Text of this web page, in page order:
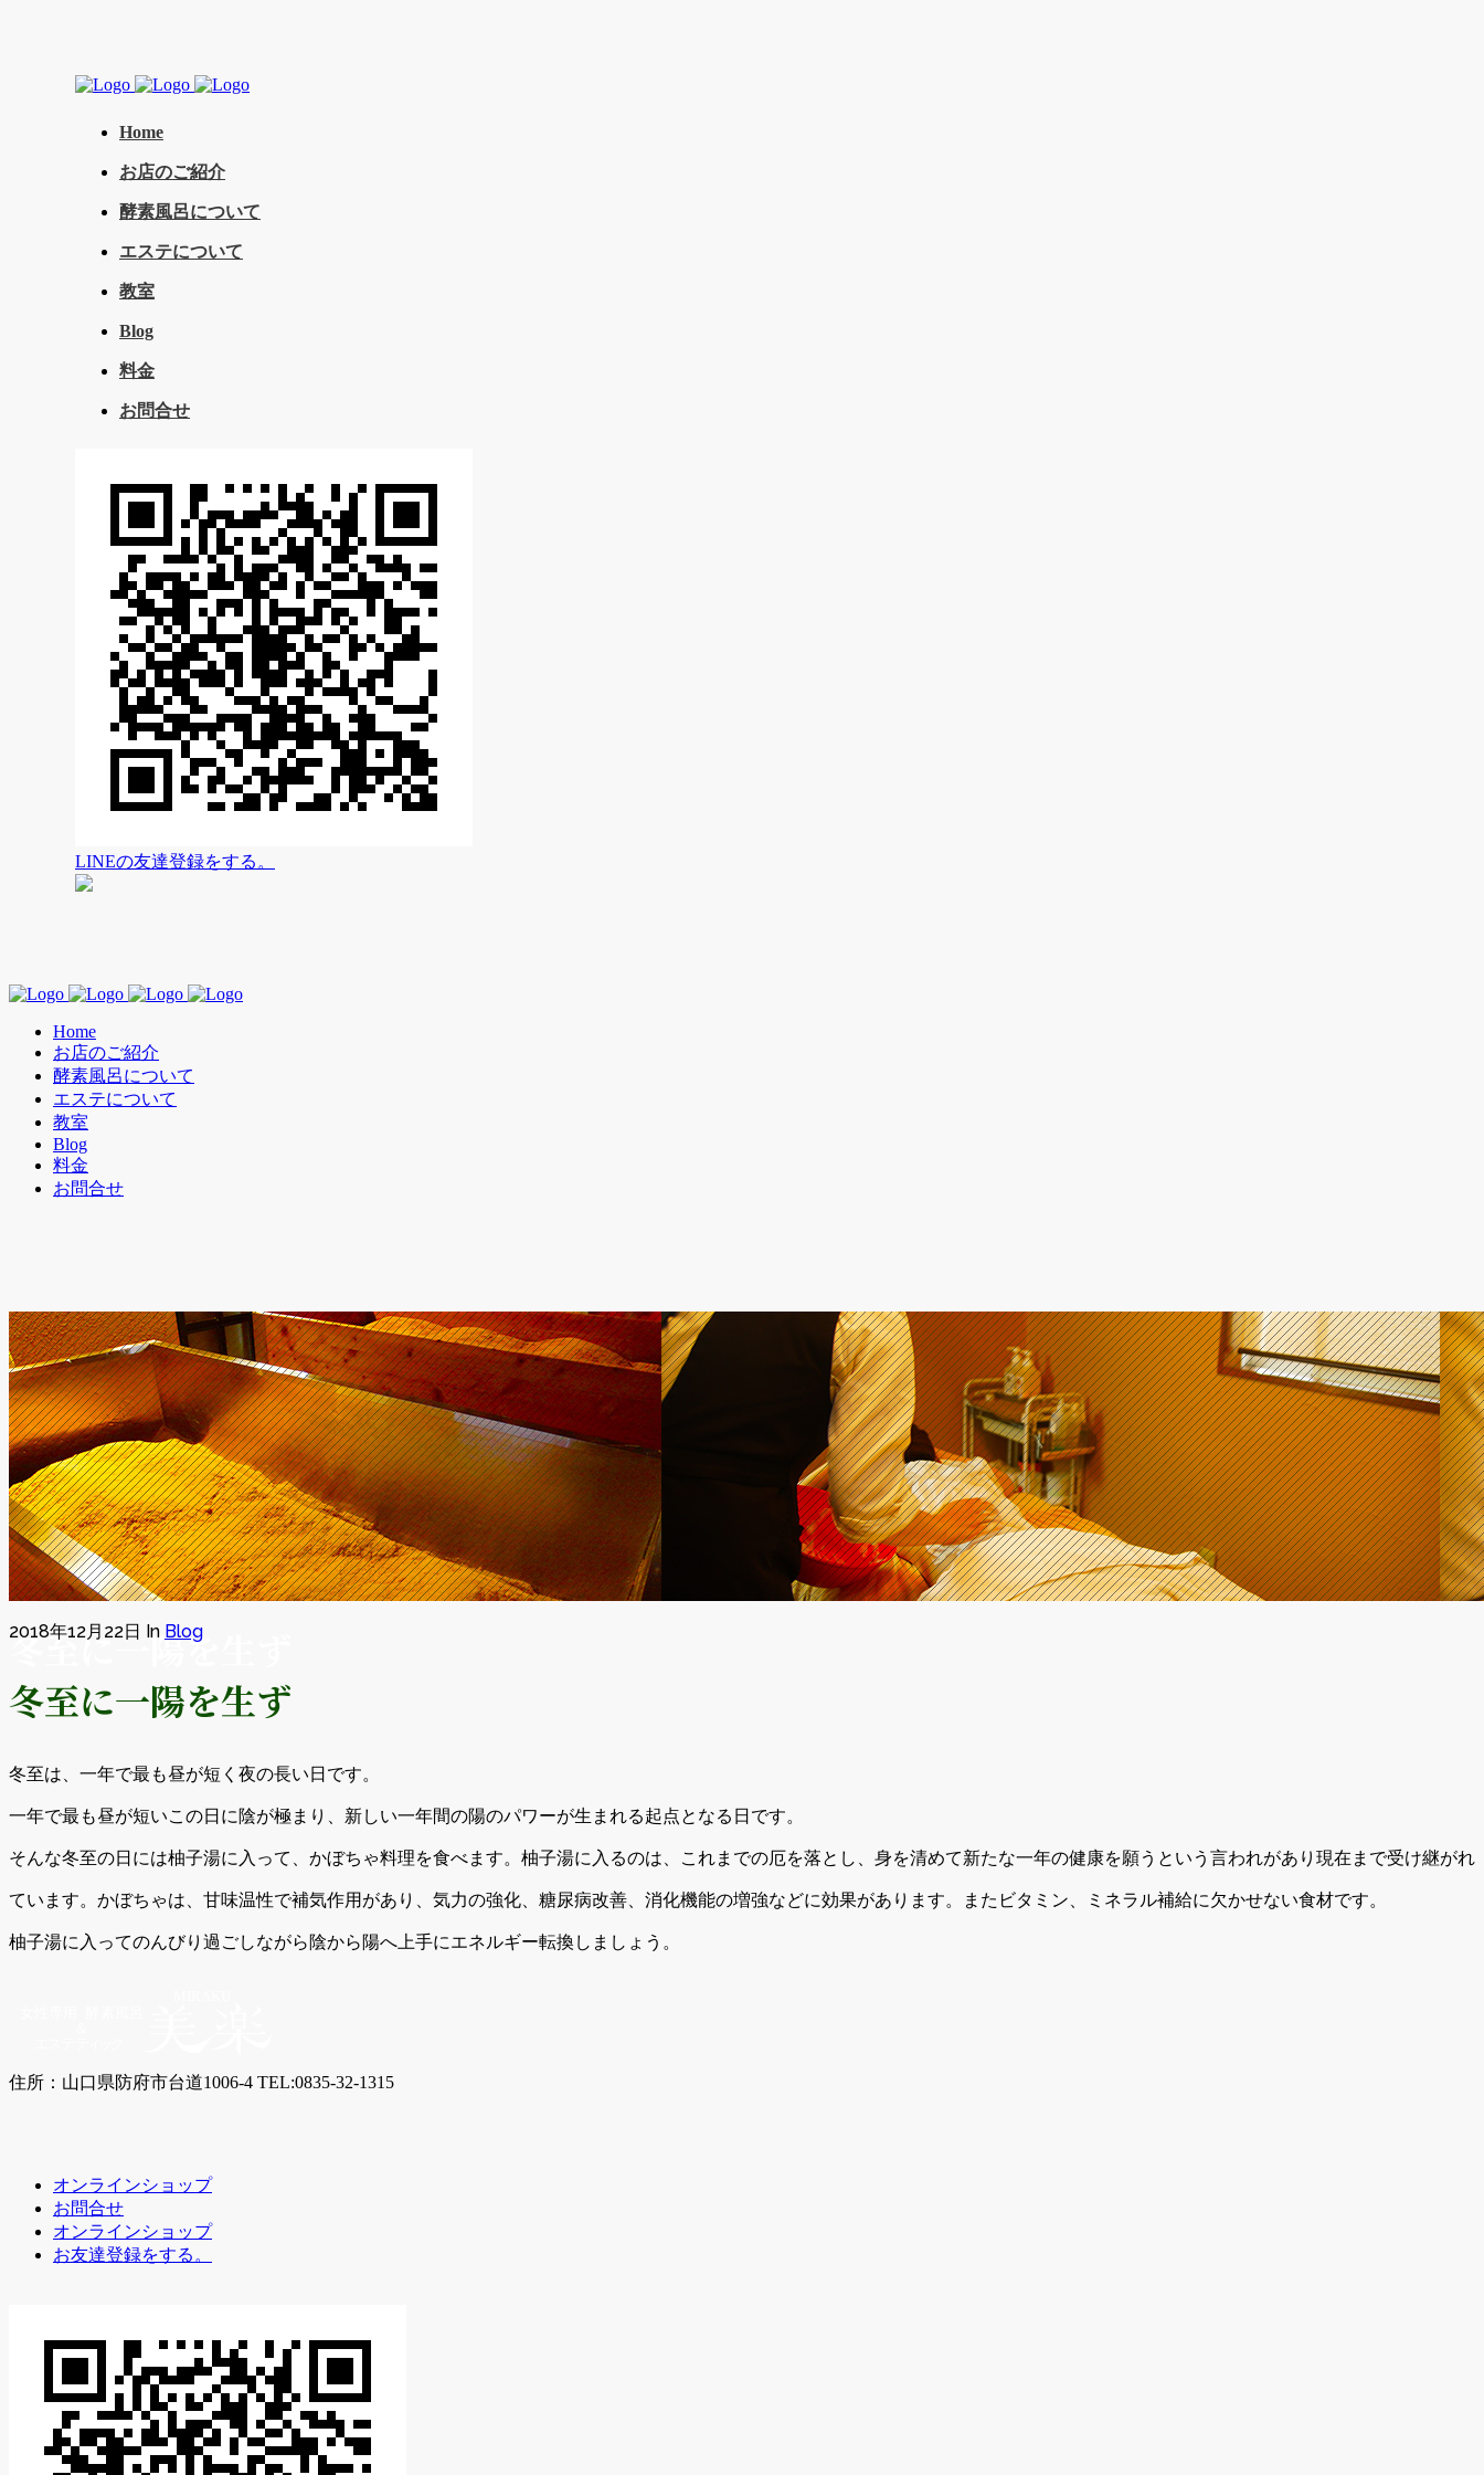
Home
お店のご紹介
酵素風呂について
エステについて
教室
Blog
料金
お問合せ
LINEの友達登録をする。
Home
お店のご紹介
酵素風呂について
エステについて
教室
Blog
料金
お問合せ
冬至に一陽を生ず
2018年12月22日 In Blog
冬至に一陽を生ず
冬至は、一年で最も昼が短く夜の長い日です。
一年で最も昼が短いこの日に陰が極まり、新しい一年間の陽のパワーが生まれる起点となる日です。
そんな冬至の日には柚子湯に入って、かぼちゃ料理を食べます。柚子湯に入るのは、これまでの厄を落とし、身を清めて新たな一年の健康を願うという言われがあり現在まで受け継がれ
ています。かぼちゃは、甘味温性で補気作用があり、気力の強化、糖尿病改善、消化機能の増強などに効果があります。またビタミン、ミネラル補給に欠かせない食材です。
柚子湯に入ってのんびり過ごしながら陰から陽へ上手にエネルギー転換しましょう。
住所：山口県防府市台道1006-4 TEL:0835-32-1315
オンラインショップ
お問合せ
オンラインショップ
お友達登録をする。